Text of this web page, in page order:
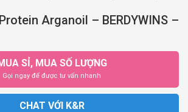
Arganoil – BERDYWINS –
SỈ, MUA SỐ LƯỢNG
Gọi ngay để được tư vấn nhanh
CHAT VỚI K&R